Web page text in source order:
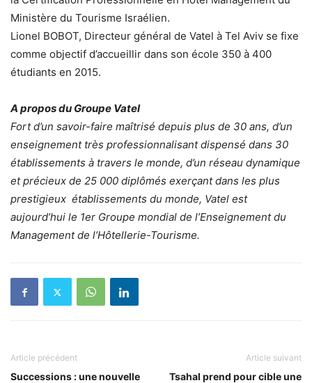
Ministère du Tourisme Israélien.
Lionel BOBOT, Directeur général de Vatel à Tel Aviv se fixe
comme objectif d’accueillir dans son école 350 à 400
étudiants en 2015.
A propos du Groupe Vatel
Fort d’un savoir-faire maîtrisé depuis plus de 30 ans, d’un
enseignement très professionnalisant dispensé dans 30
établissements à travers le monde, d’un réseau dynamique
et précieux de 25 000 diplômés exerçant dans les plus
prestigieux établissements du monde, Vatel est
aujourd’hui le 1er Groupe mondial de l’Enseignement du
Management de l’Hôtellerie-Tourisme.
Article précédent
Successions : une nouvelle
Article suivant
Tsahal prend pour cible une